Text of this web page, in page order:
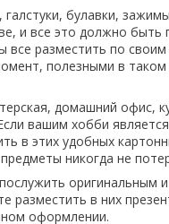
булавки,
и все это должно
все разместить по
полезными в таком
домашний офис,
вашим хобби
в этих удобных
никогда не
оригинальным
в них
оформлении.